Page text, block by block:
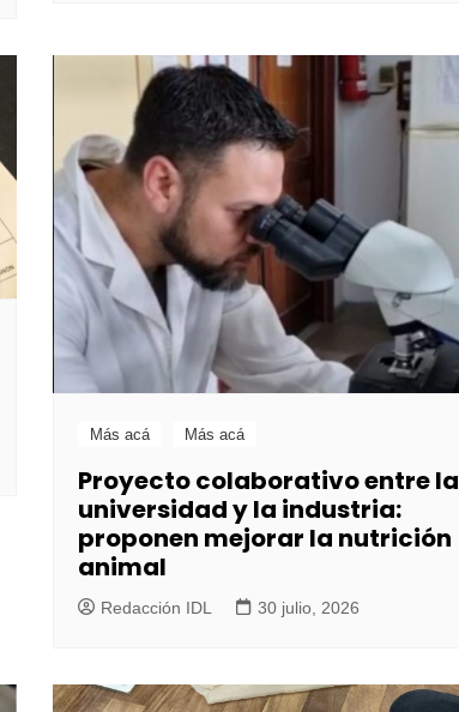
Más acá Más acá
Proyecto colaborativo entre la
universidad y la industria:
proponen mejorar la nutrición
animal
Redacción IDL 30 julio, 2026